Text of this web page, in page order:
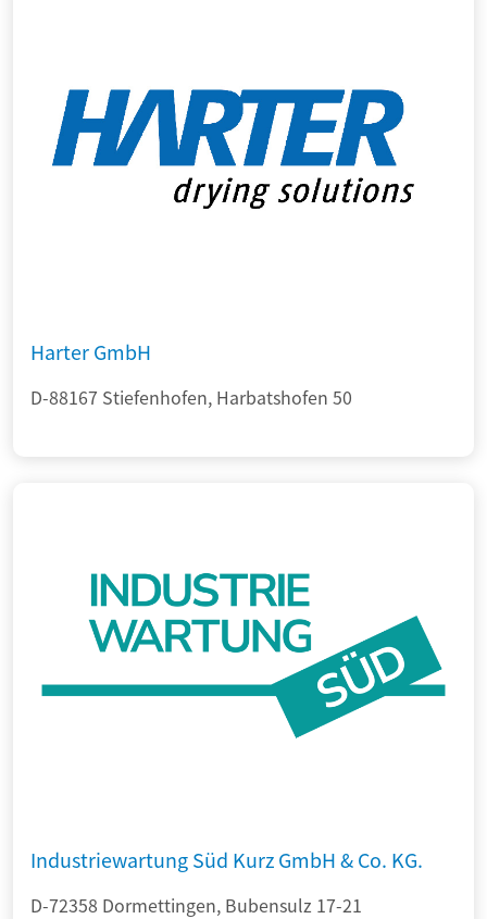
Harter GmbH
D-88167 Stiefenhofen, Harbatshofen 50
Industriewartung Süd Kurz GmbH & Co. KG.
D-72358 Dormettingen, Bubensulz 17-21